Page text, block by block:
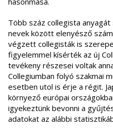
Több száz collegista
nevek között elenyésző
végzett collegisták is
figyelemmel kísérték az új
tevékeny részesei voltak
Collegiumban folyó szakmai
esetben utol is érje a régit.
környező európai
igyekeztünk bevonni a
adatokat az alábbi